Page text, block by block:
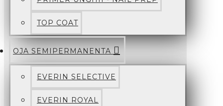
TOP COAT
OJA SEMIPERMANENTA
EVERIN SELECTIVE
EVERIN ROYAL